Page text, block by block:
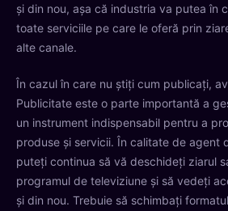
și din nou, așa că industria va putea în
toate serviciile pe care le oferă prin
alte canale.
În cazul în care nu știți cum publicați,
Publicitate este o parte importantă a
un instrument indispensabil pentru a
produse și servicii. În calitate de agent
puteți continua să vă deschideți ziarul
programul de televiziune și să vedeți
și din nou. Trebuie să schimbați